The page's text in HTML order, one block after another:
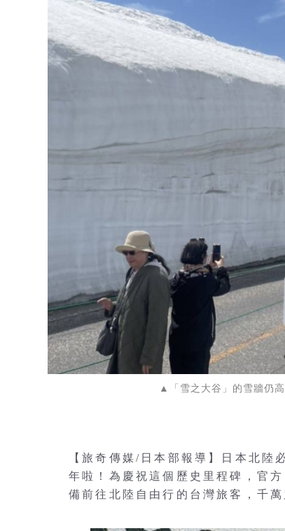
▲「雪之大谷」的雪牆仍
【旅奇傳媒/日本部報導】日本北陸
年啦！為慶祝這個歷史里程碑，官
備前往北陸自由行的台灣旅客，千